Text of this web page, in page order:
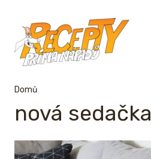
Domů
nová sedačka